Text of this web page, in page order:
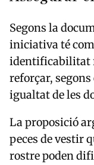
Segons la
iniciativa té
identificabilitat
reforçar,
igualtat de les
La proposició
peces de vestir
rostre poden